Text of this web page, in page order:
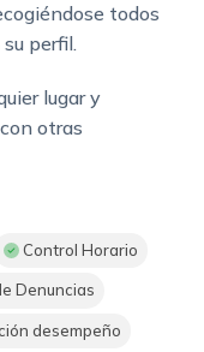
todos
perfil.
lugar y
otras
Control Horario
Denuncias
desempeño